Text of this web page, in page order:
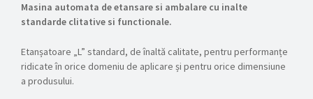
Masina automata de etansare si ambalare cu inalte
standarde clitative si functionale.
Etanșatoare „L” standard, de înaltă calitate, pentru performanțe
ridicate în orice domeniu de aplicare și pentru orice dimensiune
a produsului.